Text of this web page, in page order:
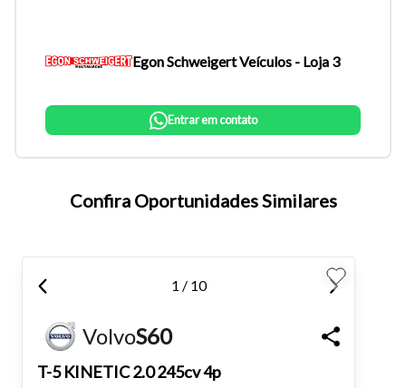
atalhos Ctrl+ (para aumentar) e Ctrl- (para diminuir) no seu
teclado.
Egon Schweigert Veículos - Loja 3
Entrar em contato
Confira Oportunidades Similares
1 / 10
VolvoS60
T-5 KINETIC 2.0 245cv 4p